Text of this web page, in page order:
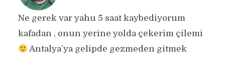
Ne gerek var yahu 5 saat kaybediyorum
kafadan , onun yerine yolda çekerim çilemi
Antalya’ya gelipde gezmeden gitmek